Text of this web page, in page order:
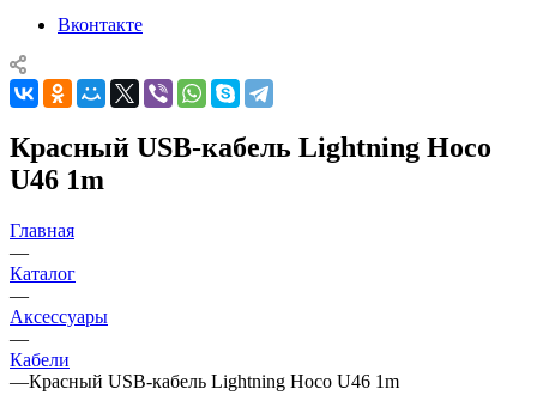
Вконтакте
Красный USB-кабель Lightning Hoco
U46 1m
Главная
—
Каталог
—
Аксессуары
—
Кабели
—Красный USB-кабель Lightning Hoco U46 1m